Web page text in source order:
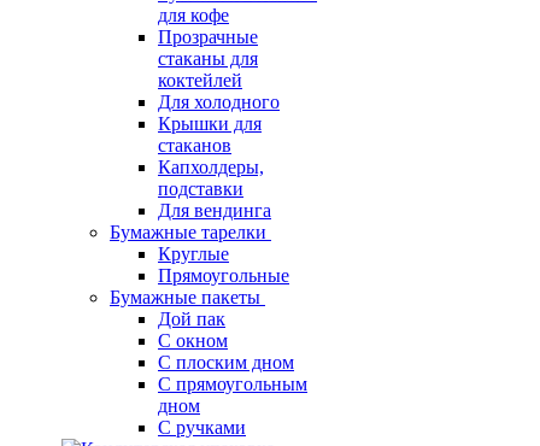
для кофе
Прозрачные
стаканы для
коктейлей
Для холодного
Крышки для
стаканов
Капхолдеры,
подставки
Для вендинга
Бумажные тарелки
Круглые
Прямоугольные
Бумажные пакеты
Дой пак
С окном
С плоским дном
С прямоугольным
дном
С ручками